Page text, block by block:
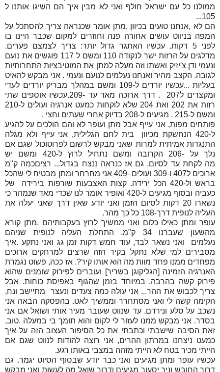
ממולנו כל עם ישראל חולף ואני לא מבין איך הם השיגו אותנו ל
105...
הם לא ,אנחנו טועים בכיוון ,מתן אומר שכנראה צריך להסתכל על
המפה בניווט עושים אחורה פנה וחוזרים למקום שכבר היינו בו
לפני 5 דקות. עכשיו האתגר גדול יותר: צריך לצמצם פערים.
מדלגים על הרזות ישר לנקודה 110 ומשם ל 117 פוגשים את נועם
ונעמי ודן צ'יזיק ואשתו וזה מעלה למתן את המוטיבציות התחרותיות
לגובה. הקצב מהיר ואנחנו נעלמים לנועם ונעמי . אני מבקש להאיט
בעליות ...עכשיו יורדים ל-109 ומשם במהלך מבריק יורדים לעדי
ומקצרים ל207 . דרך ארוכה מאד עד -209.עכשיו אוספים שתי
רזות את 202 ואת 204 שלא לוקחות כמעט אנרגיה ועולים ל-210
ומשם ל-215 . מגיעים ל-208 בדיוק אחרי שעתים וחצי .
פותחים מפות, אני עייף אבל מתן ועופר לא והם הולכים על להגיע
ל-420 הנחשקת מכיוון בית לחם הגלילית, אני עייף ולא מגלה
התנגדות אמיתית למרות שאני מבקש לרשום לפרוטוכול שגם אם
נלך על -206 הקרובה ומשם נתחיל לרוץ ל-420 ומשם יש
מה לקחת עד לסיום, גם אז כנראה ננצח בגדול... רציםכמה ק"מ
ארוכים ל407 ו-309 ועולים -409 אני מחרחר ומתן מבטיח לי שהכל
בראש ול-420 הכל ירידה. קצות האצבעות שורפות בירידה של
כעביה ובסוף מגיעים ל-420 ואופיר אומר לנו שכדי מאד שנמהר כי
נשארו 20 דקות לסיום הזמן ואני יודע שאין דרך שאני יעלה את
העליה לנופית דרך-108 כל כך מהר.
עופר ומתן כאילו כלום ואני ממשיך לרוץ בעקבותיהם .מתן קורא
מהשעון שעברנו 34 ק"מ. התחלת העליה לנופית שניהם
נעלמים ואני נשאר לבד, עוד חמש דקות זמן גג ואני נתקע .איך
מסבירים למי שלא נתקל בקיר הזה שרצים למרחקים ארוכים
מפחדים ממנו פחד מוות מה הוא אותו קיר?. אז ככה, פשוט נגמרת
האנרגיה הזמינה [הגליקוגן בשריר] ועוברים לפירוק שומנים שהוא
פירוק קשה בהרבה, במיוחד בזמן שהגוף באפיסת כוחות. אבל
צריך לכבוש את ההר... אני עולה כמה צעדים ונעצר מתיישב ונח,
הקימה קשה לי ואני מסתחרר וממשיך לאט. בהפסקה הבאה אני
נשכב על סלע ונירדם. עד שנווט שעובר מעיר אותי ושואל אם אני
בסדר. אני מבקש ממנו לעזור לי לקום והוא תומך בי במעלה .טוב,
זאת הסיבה שישבתי וכתבתי את כל הסיפור העצוב הזה על איך
כמעט ניצחנו במרתון ההרים, אני רוצה להודות לנווט שגם אם
הייתי מכיר בטח לא הייתי מזהה במצבי באותו רגע.
עכשיו עופר ומתן מגיעים ואני כבר יודע שבסוף הסיוט יגמר. גם
דרור החובש וניר יסעור מגיעים ודרור שואל מה לעשות ואני מבקש